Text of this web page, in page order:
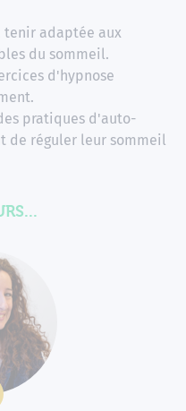
tenir adaptée aux
du sommeil.
d'hypnose
pratiques d'auto-
de réguler leur sommeil